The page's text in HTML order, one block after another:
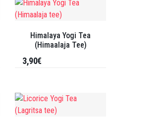
Himalaya Yogi Tea
(Himaalaja Tee)
3,90€